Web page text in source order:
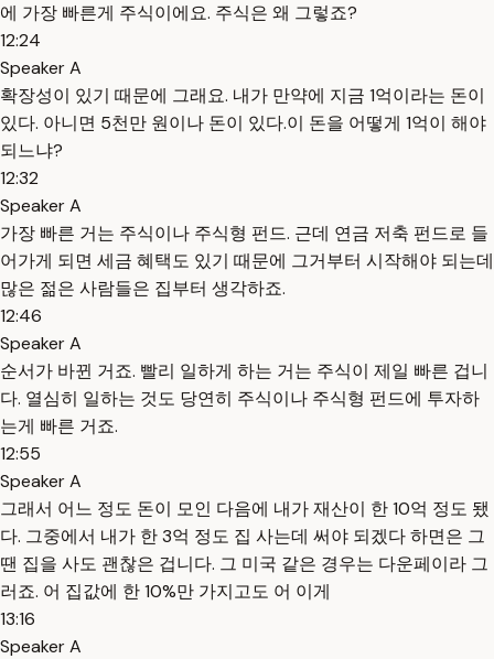
에 가장 빠른게 주식이에요. 주식은 왜 그렇죠?
12:24
Speaker A
확장성이 있기 때문에 그래요. 내가 만약에 지금 1억이라는 돈이
있다. 아니면 5천만 원이나 돈이 있다.이 돈을 어떻게 1억이 해야
되느냐?
12:32
Speaker A
가장 빠른 거는 주식이나 주식형 펀드. 근데 연금 저축 펀드로 들
어가게 되면 세금 혜택도 있기 때문에 그거부터 시작해야 되는데
많은 젊은 사람들은 집부터 생각하죠.
12:46
Speaker A
순서가 바뀐 거죠. 빨리 일하게 하는 거는 주식이 제일 빠른 겁니
다. 열심히 일하는 것도 당연히 주식이나 주식형 펀드에 투자하
는게 빠른 거죠.
12:55
Speaker A
그래서 어느 정도 돈이 모인 다음에 내가 재산이 한 10억 정도 됐
다. 그중에서 내가 한 3억 정도 집 사는데 써야 되겠다 하면은 그
땐 집을 사도 괜찮은 겁니다. 그 미국 같은 경우는 다운페이라 그
러죠. 어 집값에 한 10%만 가지고도 어 이게
13:16
Speaker A